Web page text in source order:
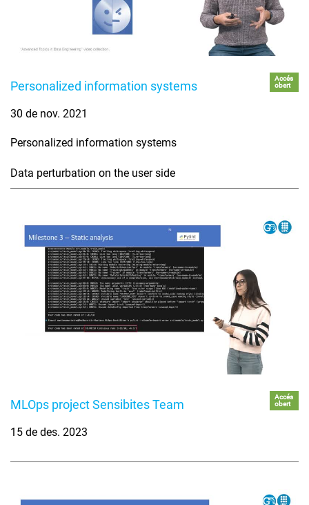
Personalized information systems
Accés
obert
30 de nov. 2021
Personalized information systems
Data perturbation on the user side
MLOps project Sensibites Team
Accés
obert
15 de des. 2023